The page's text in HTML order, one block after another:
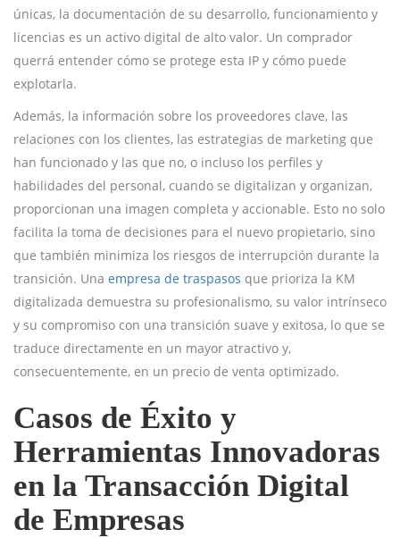
únicas, la documentación de su desarrollo, funcionamiento y
licencias es un activo digital de alto valor. Un comprador
querrá entender cómo se protege esta IP y cómo puede
explotarla.
Además, la información sobre los proveedores clave, las
relaciones con los clientes, las estrategias de marketing que
han funcionado y las que no, o incluso los perfiles y
habilidades del personal, cuando se digitalizan y organizan,
proporcionan una imagen completa y accionable. Esto no solo
facilita la toma de decisiones para el nuevo propietario, sino
que también minimiza los riesgos de interrupción durante la
transición. Una empresa de traspasos que prioriza la KM
digitalizada demuestra su profesionalismo, su valor intrínseco
y su compromiso con una transición suave y exitosa, lo que se
traduce directamente en un mayor atractivo y,
consecuentemente, en un precio de venta optimizado.
Casos de Éxito y
Herramientas Innovadoras
en la Transacción Digital
de Empresas